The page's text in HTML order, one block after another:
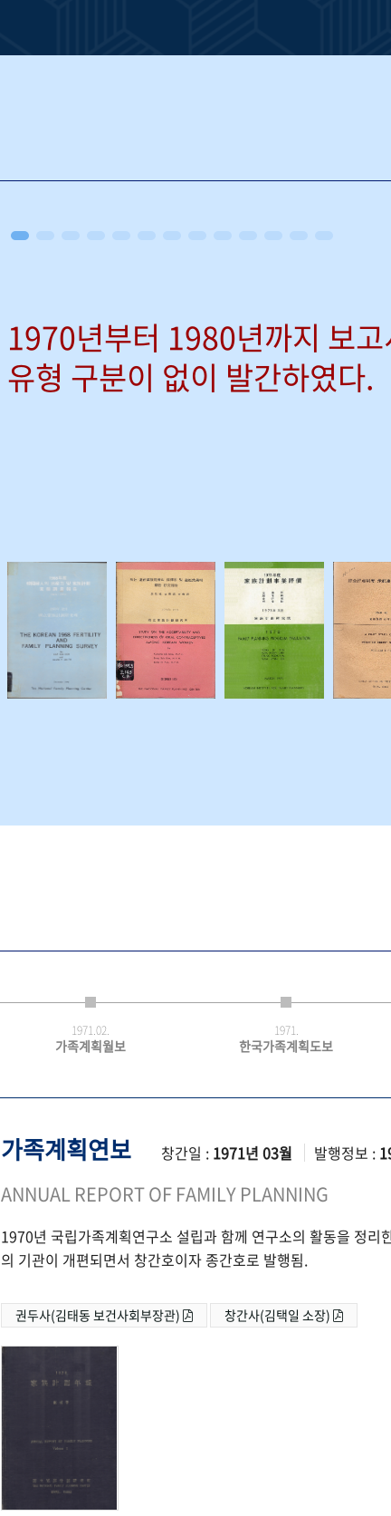
1970년부터 1980년까지 보
유형 구분이 없이 발간하였다.
1971.02.
가족계획월보
1971.
한국가족계획도보
가족계획연보 창간일 : 1971년 03월 발행정보 :
ANNUAL REPORT OF FAMILY PLANNING
1970년 국립가족계획연구소 설립과 함께 연구소의 활동을 정
의 기관이 개편되면서 창간호이자 종간호로 발행됨.
권두사(김태동 보건사회부장관) 창간사(김택일 소장)